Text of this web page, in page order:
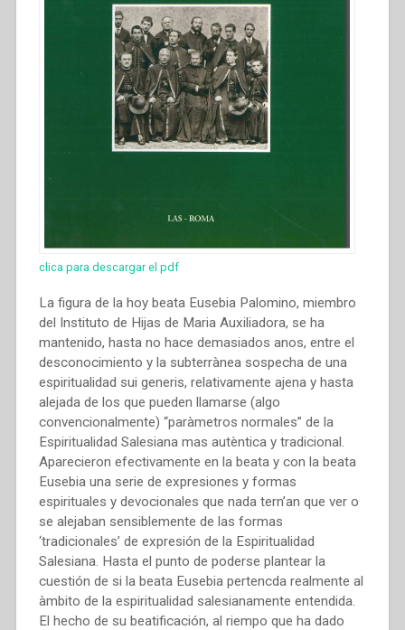
di
Storia
Salesiana
Roma,
19-
23
novembre
2014””
clica para descargar el pdf
La figura de la hoy beata Eusebia Palomino, miembro
del Instituto de Hijas de Maria Auxiliadora, se ha
mantenido, hasta no hace demasiados anos, entre el
desconocimiento y la subterrànea sospecha de una
espiritualidad sui generis, relativamente ajena y hasta
alejada de los que pueden llamarse (algo
convencionalmente) “paràmetros normales” de la
Espiritualidad Salesiana mas autèntica y tradicional.
Aparecieron efectivamente en la beata y con la beata
Eusebia una serie de expresiones y formas
espirituales y devocionales que nada tern’an que ver o
se alejaban sensiblemente de las formas
‘tradicionales’ de expresión de la Espiritualidad
Salesiana. Hasta el punto de poderse plantear la
cuestión de si la beata Eusebia pertencda realmente al
àmbito de la espiritualidad salesianamente entendida.
El hecho de su beatificación, al riempo que ha dado